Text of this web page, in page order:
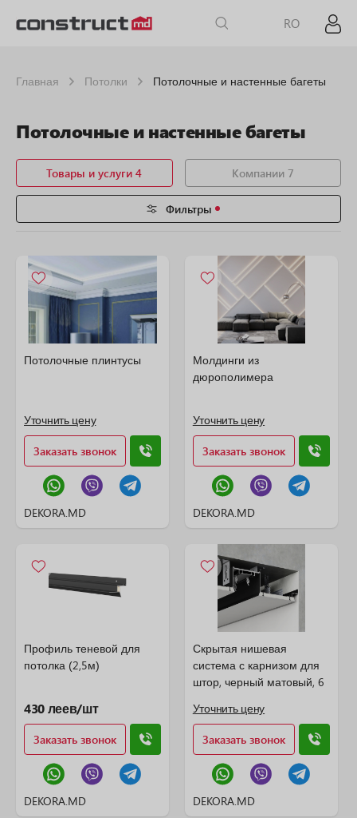
RO
Главная Потолки Потолочные и настенные багеты
Потолочные и настенные багеты
Товары и услуги 4 Компании 7
Фильтры
Потолочные плинтусы
Уточнить цену
Заказать звонок
DEKORA.MD
Молдинги из
дюрополимера
Уточнить цену
Заказать звонок
DEKORA.MD
Профиль теневой для
потолка (2,5м)
430 леев/шт
Заказать звонок
DEKORA.MD
Скрытая нишевая
система с карнизом для
штор, черный матовый, 6
Уточнить цену
Заказать звонок
DEKORA.MD